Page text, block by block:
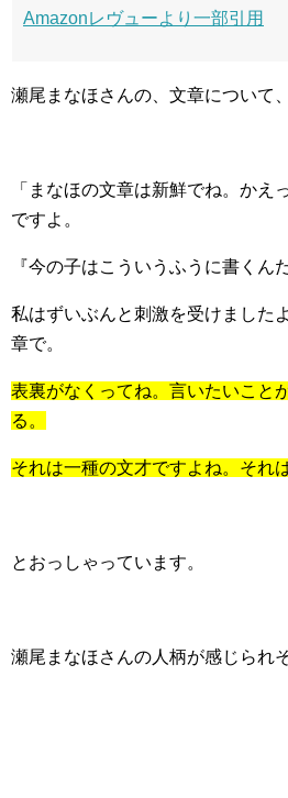
Amazonレヴューより一部引用
瀬尾まなほさんの、文章について
「まなほの文章は新鮮でね。かえ
ですよ。
『今の子はこういうふうに書くん
私はずいぶんと刺激を受けました
章で。
表裏がなくってね。言いたいこと
る。
それは一種の文才ですよね。それ
とおっしゃっています。
瀬尾まなほさんの人柄が感じられ